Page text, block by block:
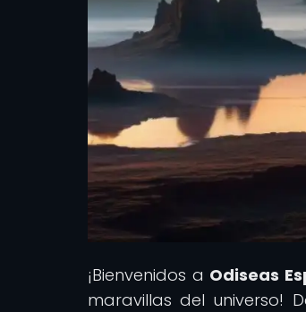
¡Bienvenidos a Odiseas
maravillas del universo!